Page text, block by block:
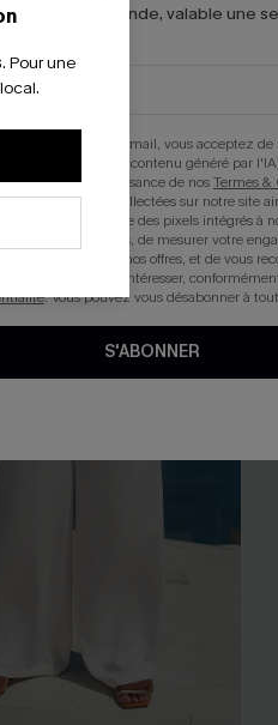
. Pour une
par commande, valable une
votre adresse e-mail, vous acceptez
(y compris du contenu généré par
avoir pris connaissance de nosTermes
les données collectées sur notre site
de suivi, telles que des pixels intégrés à
ci ont été ouverts, de mesurer votre
nos contenus et nos offres, et de vous
de vous intéresser,
. Vous pouvez vous désabonner à
S'ABONNER